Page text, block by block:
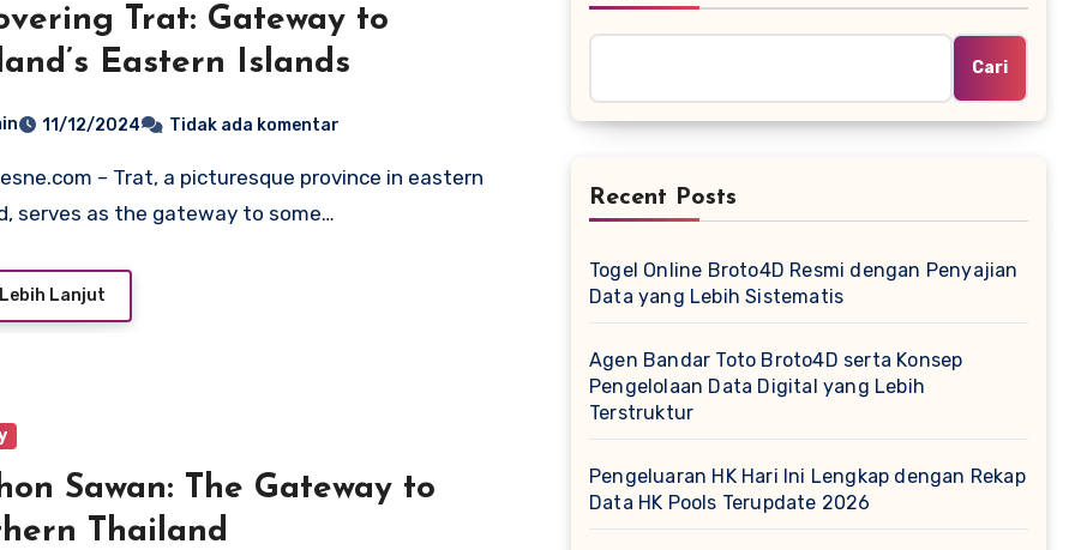
Trat: Gateway to
Eastern Islands
11/12/2024 Tidak ada komentar
serves as the gateway to some…
Lanjut
Sawan: The Gateway to
Thailand
Cari
Recent Posts
Togel Online Broto4D Resmi dengan Penyajian
Data yang Lebih Sistematis
Agen Bandar Toto Broto4D serta Konsep
Pengelolaan Data Digital yang Lebih
Terstruktur
Pengeluaran HK Hari Ini Lengkap dengan Rekap
Data HK Pools Terupdate 2026